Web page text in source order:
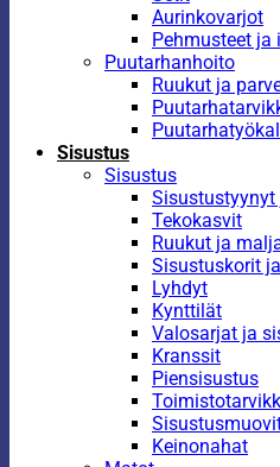
Aurinkovarjot
Pehmusteet
Puutarhanhoito
Ruukut ja
Sisustus
Sisustus
Tekokasvit
Ruukut ja
Sisustuskorit
Lyhdyt
Kynttilät
Valosarjat ja
Kranssit
Piensisustus
Keinonahat